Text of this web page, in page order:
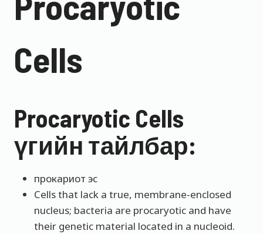
Cells
Procaryotic Cells
үгийн тайлбар:
прокариот эс
Cells that lack a true, membrane-enclosed
nucleus; bacteria are procaryotic and have
their genetic material located in a nucleoid.